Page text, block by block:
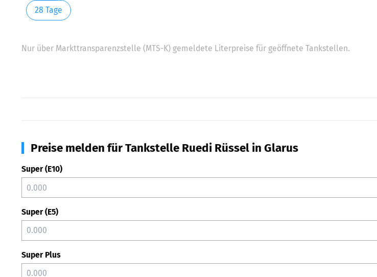
28 Tage
Nur über Markttransparenzstelle (MTS-K) gemeldete Literpreise für geöffnete Tankstellen.
Preise melden für Tankstelle Ruedi Rüssel in Glarus
Super (E10)
Super (E5)
Super Plus